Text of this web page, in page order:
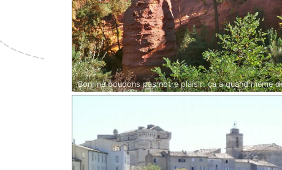
Bon, ne boudons pas notre plaisir: ça a quand même
la gueule...